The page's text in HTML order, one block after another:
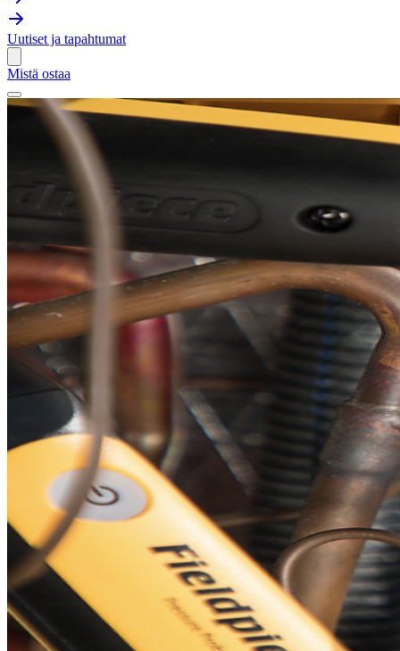
Uutiset ja tapahtumat
Mistä ostaa